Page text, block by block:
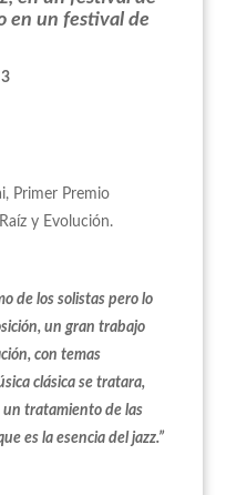
en un festival de
Primer Premio
y Evolución.
de los solistas pero lo
un gran trabajo
con temas
clásica se tratara,
tratamiento de las
es la esencia del jazz.”